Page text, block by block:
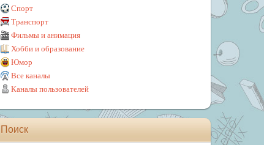
Спорт
Транспорт
Фильмы и анимация
Хобби и образование
Юмор
Все каналы
Каналы пользователей
Поиск